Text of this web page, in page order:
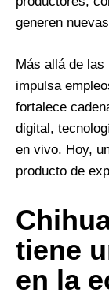
generen
Más allá de
impulsa
fortalece
digital,
en vivo. Hoy,
producto de
tiene
en la